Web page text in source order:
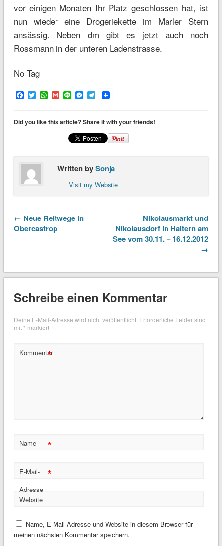
vor einigen Monaten Ihr Platz geschlossen hat, ist
nun wieder eine Drogeriekette im Marler Stern
ansässig. Neben dm gibt es jetzt auch noch
Rossmann in der unteren Ladenstrasse.
No Tag
Facebook
TwitterWhatsApp
Gmail
LineMessenger
Telegram
Did you like this article? Share it with your friends!
Written bySonja
Visit my Website
← Neue Reitwege in
Obercastrop
Nikolausmarkt und
Nikolausdorf in Haltern am
See vom 30.11. – 16.12.2012
→
Schreibe einen Kommentar
Deine E-Mail-Adresse wird nicht veröffentlicht. Erforderliche Felder sind
mit* markiert
Kommentar
*
Name *
E-Mail-
Adresse
*
Website
Name, E-Mail-Adresse und Website in diesem Browser für
meinen nächsten Kommentar speichern.